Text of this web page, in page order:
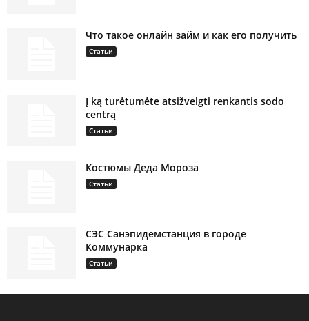
Что такое онлайн займ и как его получить
Статьи
Į ką turėtumėte atsižvelgti renkantis sodo
centrą
Статьи
Костюмы Деда Мороза
Статьи
СЭС Санэпидемстанция в городе
Коммунарка
Статьи